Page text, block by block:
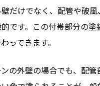
だけでなく、配管や破
です。この付帯部分の
ってきます。
の外壁の場合でも、配